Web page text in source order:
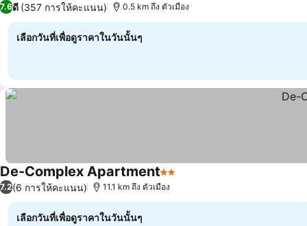
7.6ดี (357 การให้คะแนน) 0.5 km ถึง ตัวเมือง
เลือกวันที่เพื่อดูราคาในวันนั้นๆ
De-Complex Apartment2 ดาว
7.2(6 การให้คะแนน) 11.1 km ถึง ตัวเมือง
เลือกวันที่เพื่อดูราคาในวันนั้นๆ